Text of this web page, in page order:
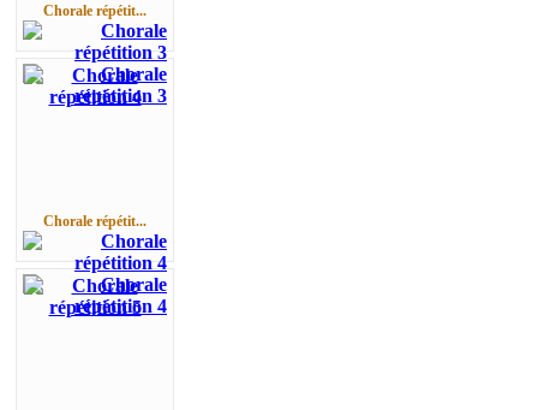
Chorale répétit...
Chorale répétit...